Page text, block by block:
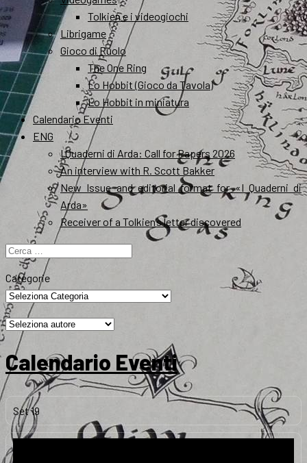
Tolkien e i videogiochi
Librigame
Gioco di Ruolo
The One Ring
Lo Hobbit (Gioco da Tavola)
Lo Hobbit in miniatura
Calendario Eventi
ENG
I Quaderni di Arda: Call for Papers 2026
An interview with R. Scott Bakker
New Issue and editorial format for «I Quaderni di
Arda»
Receiver of a Tolkien’s letter discovered
Ricerca
per:
Categorie
Calendario Eventi
Set19